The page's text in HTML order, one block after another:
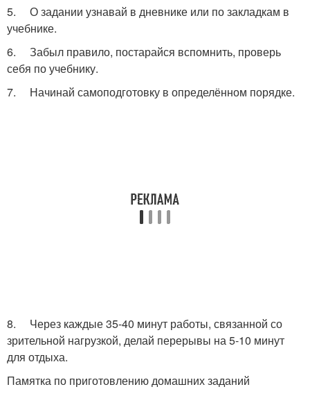
5. О задании узнавай в дневнике или по закладкам в
учебнике.
6. Забыл правило, постарайся вспомнить, проверь
себя по учебнику.
7. Начинай самоподготовку в определённом порядке.
8. Через каждые 35-40 минут работы, связанной со
зрительной нагрузкой, делай перерывы на 5-10 минут
для отдыха.
Памятка по приготовлению домашних заданий